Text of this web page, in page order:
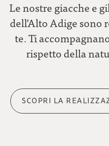
Le nostre giacche e
dell’Alto Adige sono
te. Ti
rispetto della
SCOPRI LA